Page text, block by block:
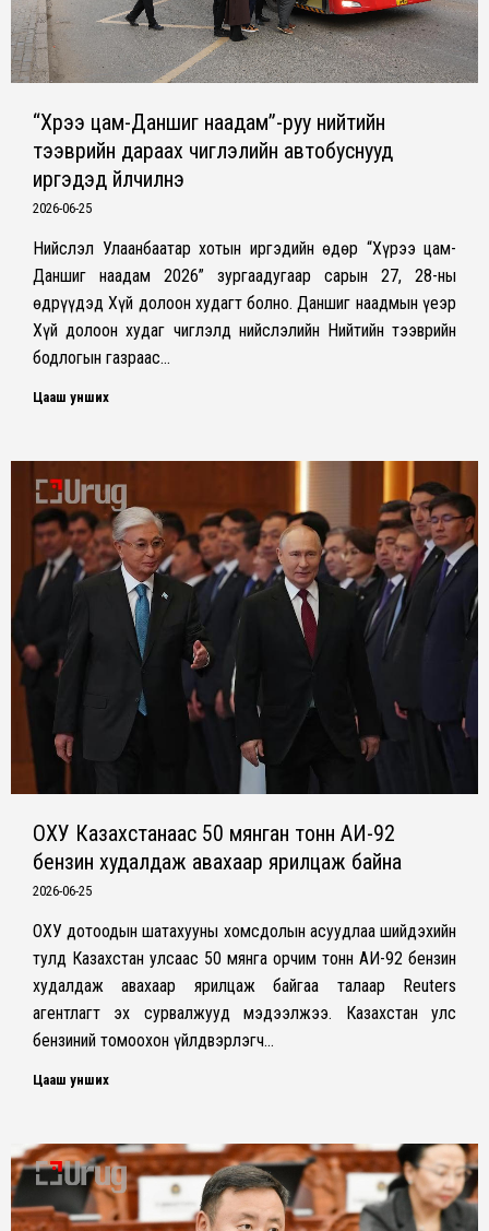
“Хүрээ цам-Даншиг наадам”-руу нийтийн
тээврийн дараах чиглэлийн автобуснууд
иргэдэд үйлчилнэ
2026-06-25
Нийслэл Улаанбаатар хотын иргэдийн өдөр “Хүрээ цам-
Даншиг наадам 2026” зургаадугаар сарын 27, 28-ны
өдрүүдэд Хүй долоон худагт болно. Даншиг наадмын үеэр
Хүй долоон худаг чиглэлд нийслэлийн Нийтийн тээврийн
бодлогын газраас…
Цааш унших
ОХУ Казахстанаас 50 мянган тонн АИ-92
бензин худалдаж авахаар ярилцаж байна
2026-06-25
ОХУ дотоодын шатахууны хомсдолын асуудлаа шийдэхийн
тулд Казахстан улсаас 50 мянга орчим тонн АИ-92 бензин
худалдаж авахаар ярилцаж байгаа талаар Reuters
агентлагт эх сурвалжууд мэдээлжээ. Казахстан улс
бензиний томоохон үйлдвэрлэгч…
Цааш унших